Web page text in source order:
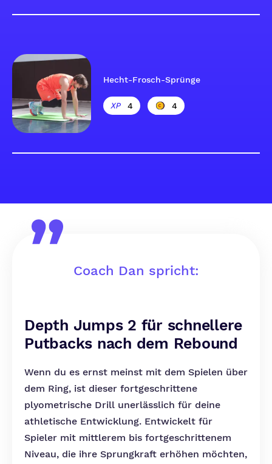
Hecht-Frosch-Sprünge
4 4
Coach Dan spricht:
Depth Jumps 2 für schnellere
Putbacks nach dem Rebound
Wenn du es ernst meinst mit dem Spielen über
dem Ring, ist dieser fortgeschrittene
plyometrische Drill unerlässlich für deine
athletische Entwicklung. Entwickelt für
Spieler mit mittlerem bis fortgeschrittenem
Niveau, die ihre Sprungkraft erhöhen möchten,